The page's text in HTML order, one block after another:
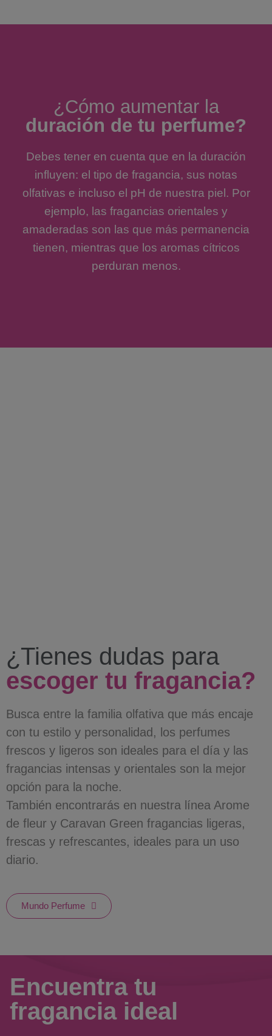
¿Cómo aumentar la
duración de tu perfume?
Debes tener en cuenta que en la duración
influyen: el tipo de fragancia, sus notas
olfativas e incluso el pH de nuestra piel. Por
ejemplo, las fragancias orientales y
amaderadas son las que más permanencia
tienen, mientras que los aromas cítricos
perduran menos.
¿Tienes dudas para
escoger tu fragancia?
Busca entre la familia olfativa que más encaje
con tu estilo y personalidad, los perfumes
frescos y ligeros son ideales para el día y las
fragancias intensas y orientales son la mejor
opción para la noche.
También encontrarás en nuestra línea Arome
de fleur y Caravan Green fragancias ligeras,
frescas y refrescantes, ideales para un uso
diario.
Mundo Perfume
Encuentra tu
fragancia ideal